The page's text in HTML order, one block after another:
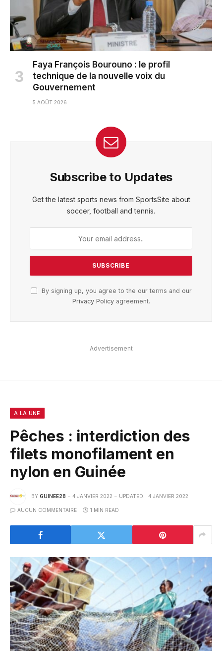
Faya François Bourouno : le profil
technique de la nouvelle voix du
Gouvernement
5 AOÛT 2026
Subscribe to Updates
Get the latest sports news from SportsSite about
soccer, football and tennis.
By signing up, you agree to the our terms and our
Privacy Policyagreement.
Advertisement
A LA UNE
Pêches : interdiction des
filets monofilament en
nylon en Guinée
BY GUINEE28 4 JANVIER 2022 UPDATED: 4 JANVIER 2022
AUCUN COMMENTAIRE 1 MIN READ